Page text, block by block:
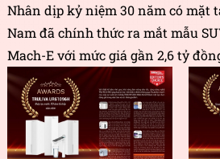
Nhân dịp kỷ niệm 30 năm có mặt
Nam đã chính thức ra mắt mẫu
Mach-E với mức giá gần 2,6 tỷ